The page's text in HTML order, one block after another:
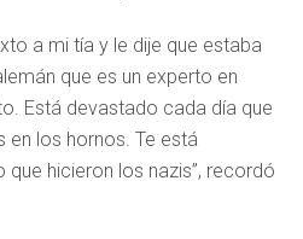
a mi tía y le dije que estaba
que es un experto en
Está devastado cada día que
en los hornos. Te está
hicieron los nazis”, recordó